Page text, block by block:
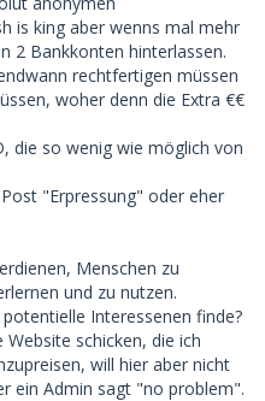
is king aber wenns mal mehr
2 Bankkonten hinterlassen.
rechtfertigen müssen
woher denn die Extra €€
die so wenig wie möglich von
"Erpressung" oder eher
Menschen zu
und zu nutzen.
Interessenen finde?
schicken, die ich
will hier aber nicht
ein Admin sagt "no problem".